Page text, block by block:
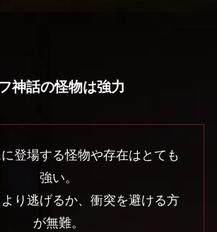
神話の怪物は強力
登場する怪物や存在はとても
強い。
り逃げるか、衝突を避ける方
が無難。